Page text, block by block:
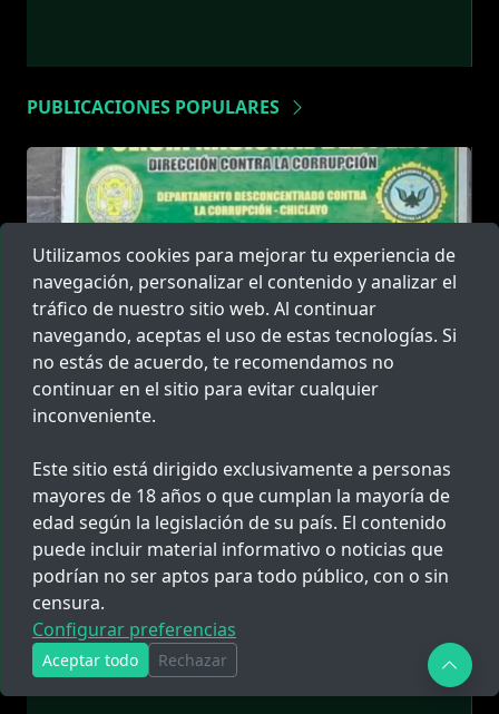
PUBLICACIONES POPULARES
Investigan a Comandante FAP por
presunto peculado de uso en
Chiclayo
Fiscalía de Lambayeque investiga a un comandante
de la FAP y su chofer por presunto peculado de uso
03AGO.26 11:12
135
Utilizamos cookies para mejorar tu experiencia de
navegación, personalizar el contenido y analizar el
tráfico de nuestro sitio web. Al continuar
navegando, aceptas el uso de estas tecnologías. Si
no estás de acuerdo, te recomendamos no
continuar en el sitio para evitar cualquier
inconveniente.
Este sitio está dirigido exclusivamente a personas
mayores de 18 años o que cumplan la mayoría de
edad según la legislación de su país. El contenido
puede incluir material informativo o noticias que
podrían no ser aptos para todo público, con o sin
censura.
Configurar preferencias
Aceptar todo Rechazar